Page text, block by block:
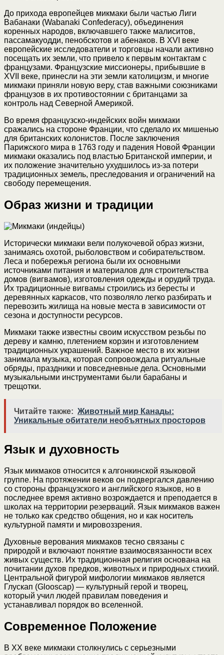
До прихода европейцев микмаки были частью Лиги
Вабанаки (Wabanaki Confederacy), объединения
коренных народов, включавшего также малиситов,
пассамакуодди, пенобскотов и абенаков. В XVI веке
европейские исследователи и торговцы начали активно
посещать их земли, что привело к первым контактам с
французами. Французские миссионеры, прибывшие в
XVII веке, принесли на эти земли католицизм, и многие
микмаки приняли новую веру, став важными союзниками
французов в их противостоянии с британцами за
контроль над Северной Америкой.
Во время французско-индейских войн микмаки
сражались на стороне Франции, что сделало их мишенью
для британских колонистов. После заключения
Парижского мира в 1763 году и падения Новой Франции
микмаки оказались под властью Британской империи, и
их положение значительно ухудшилось из-за потери
традиционных земель, преследования и ограничений на
свободу перемещения.
Образ жизни и традиции
Исторически микмаки вели полукочевой образ жизни,
занимаясь охотой, рыболовством и собирательством.
Леса и побережья региона были их основными
источниками питания и материалов для строительства
домов (вигвамов), изготовления одежды и орудий труда.
Их традиционные вигвамы строились из бересты и
деревянных каркасов, что позволяло легко разбирать и
перевозить жилища на новые места в зависимости от
сезона и доступности ресурсов.
Микмаки также известны своим искусством резьбы по
дереву и камню, плетением корзин и изготовлением
традиционных украшений. Важное место в их жизни
занимала музыка, которая сопровождала ритуальные
обряды, праздники и повседневные дела. Основными
музыкальными инструментами были барабаны и
трещотки.
Читайте также: Животный мир Канады:
Уникальные обитатели необъятных просторов
Язык и духовность
Язык микмаков относится к алгонкинской языковой
группе. На протяжении веков он подвергался давлению
со стороны французского и английского языков, но в
последнее время активно возрождается и преподается в
школах на территории резерваций. Язык микмаков важен
не только как средство общения, но и как носитель
культурной памяти и мировоззрения.
Духовные верования микмаков тесно связаны с
природой и включают понятие взаимосвязанности всех
живых существ. Их традиционная религия основана на
почитании духов предков, животных и природных стихий.
Центральной фигурой мифологии микмаков является
Глускап (Glooscap) — культурный герой и творец,
который учил людей правилам поведения и
устанавливал порядок во вселенной.
Современное Положение
В XX веке микмаки столкнулись с серьезными